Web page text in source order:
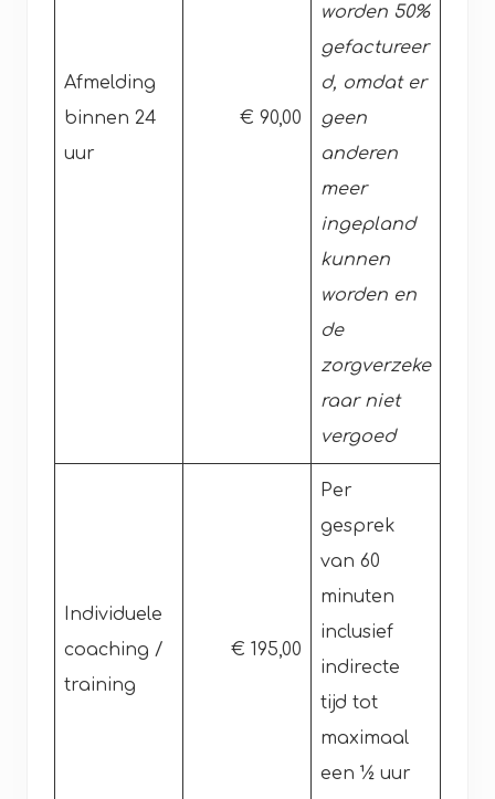
Afmelding
binnen 24
uur
€ 90,00
worden 50%
gefactureer
d, omdat er
geen
anderen
meer
ingepland
kunnen
worden en
de
zorgverzeke
raar niet
vergoed
Individuele
coaching /
training
€ 195,00
Per
gesprek
van 60
minuten
inclusief
indirecte
tijd tot
maximaal
een ½ uur